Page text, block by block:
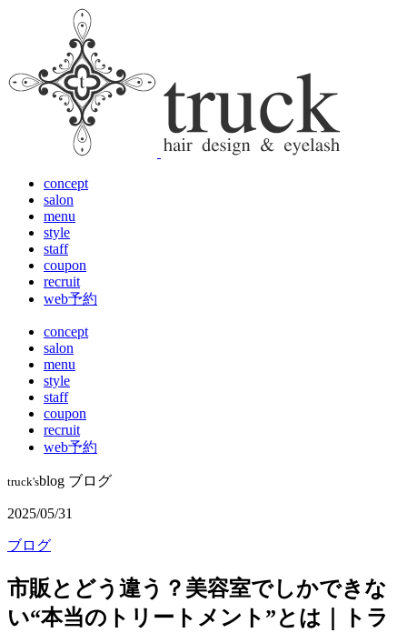
concept
salon
menu
style
staff
coupon
recruit
web予約
concept
salon
menu
style
staff
coupon
recruit
web予約
truck'sblog ブログ
2025/05/31
ブログ
市販とどう違う？美容室でしかできな
い“本当のトリートメント”とは｜トラ